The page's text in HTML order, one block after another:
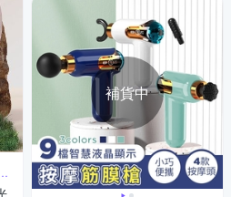
補貨中